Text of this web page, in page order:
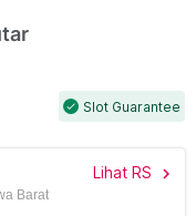
check Slot Guarantee
Lihat RS chevron_right
Barat